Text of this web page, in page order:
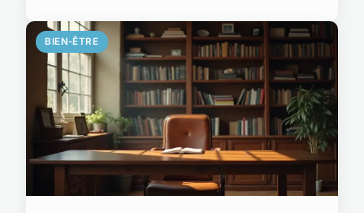
BIEN-ÊTRE